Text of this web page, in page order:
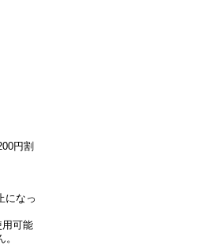
円割
になっ
可能